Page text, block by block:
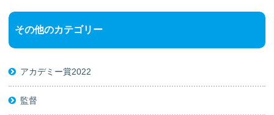
その他のカテゴリー
アカデミー賞2022
監督